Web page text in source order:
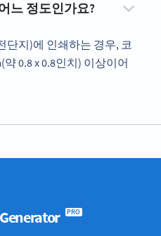
느 정도인가요?
단지)에 인쇄하는 경우, 코
약 0.8 x 0.8인치) 이상이어
PRO